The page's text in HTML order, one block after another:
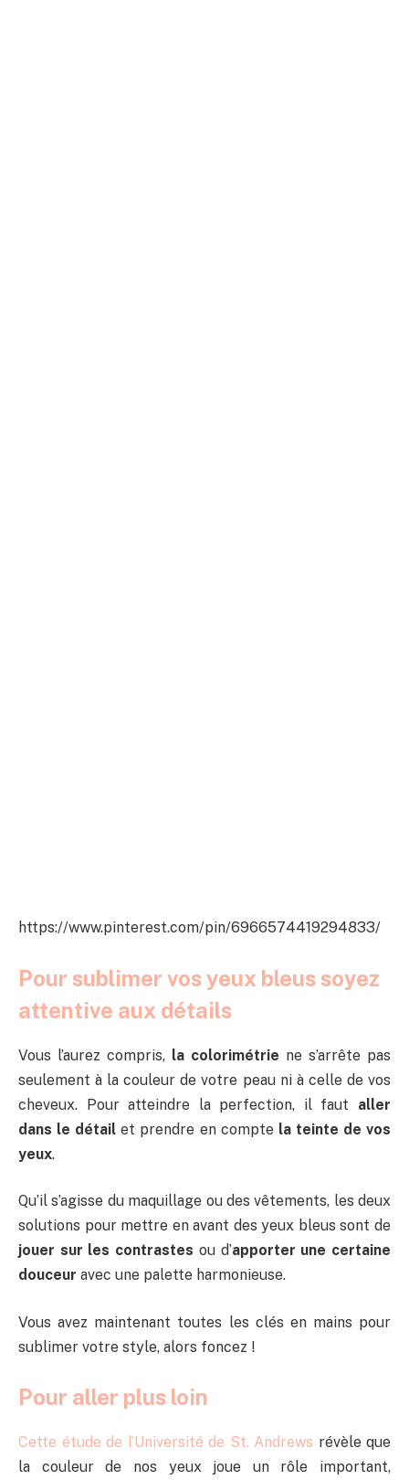
https://www.pinterest.com/pin/6966574419294833/
Pour sublimer vos yeux bleus soyez
attentive aux détails
Vous l’aurez compris, la colorimétrie ne s’arrête pas
seulement à la couleur de votre peau ni à celle de vos
cheveux. Pour atteindre la perfection, il faut aller
dans le détail et prendre en compte la teinte de vos
yeux.
Qu’il s’agisse du maquillage ou des vêtements, les deux
solutions pour mettre en avant des yeux bleus sont de
jouer sur les contrastes ou d’apporter une certaine
douceur avec une palette harmonieuse.
Vous avez maintenant toutes les clés en mains pour
sublimer votre style, alors foncez !
Pour aller plus loin
Cette étude de l’Université de St. Andrews révèle que
la couleur de nos yeux joue un rôle important,